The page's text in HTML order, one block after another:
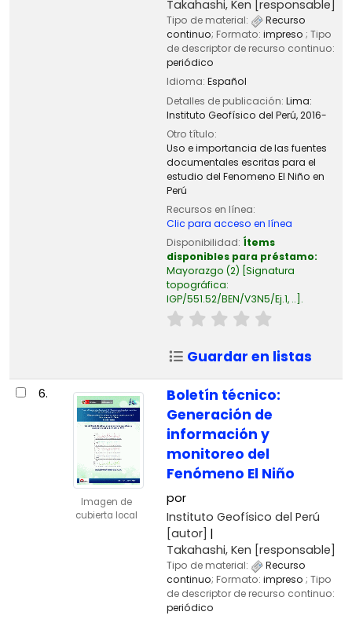
Takahashi, Ken [responsable]
Tipo de material:
Recurso
continuo; Formato: impreso ; Tipo
de descriptor de recurso continuo:
periódico
Idioma: Español
Detalles de publicación: Lima:
Instituto Geofísico del Perú,2016-
Otro título:
Uso e importancia de las fuentes
documentales escritas para el
estudio del Fenomeno El Niño en
Perú
Recursos en línea:
Clic para acceso en línea
Disponibilidad: Ítems
disponibles para préstamo:
Mayorazgo (2) Signatura
topográfica:
IGP/551.52/BEN/V3N5/Ej.1, .. .
Guardar en listas
6.
Imagen de
cubierta local
Boletín técnico:
Generación de
información y
monitoreo del
Fenómeno El Niño
por
Instituto Geofísico del Perú
[autor]
Takahashi, Ken [responsable]
Tipo de material:
Recurso
continuo; Formato: impreso ; Tipo
de descriptor de recurso continuo:
periódico